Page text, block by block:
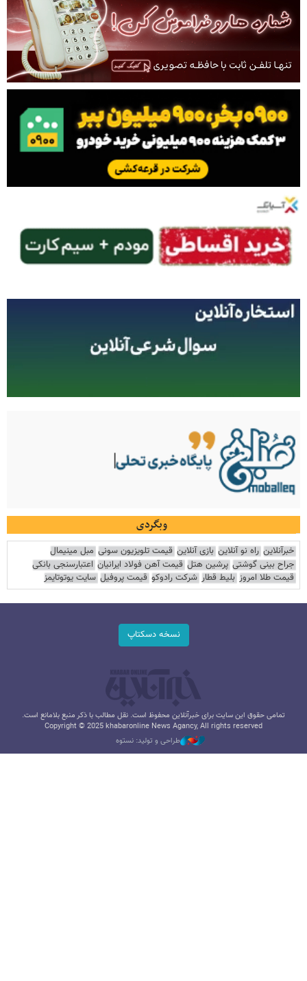
وبگردی
خبرآنلاین راه نو آنلاین بازی آنلاین قیمت تلویزیون سونی مبل مینیمال
جراح بینی گوشتی پرشین هتل قیمت آهن فولاد ایرانیان اعتبارسنجی بانکی
قیمت طلا امروز بلیط قطار شرکت رادوکو قیمت پروفیل سایت یوتوتایمز
نسخه دسکتاپ
تمامی حقوق این سایت برای خبرآنلاین محفوظ است. نقل مطالب با ذکر منبع بلامانع است.
Copyright © 2025 khabaronline News Agancy, All rights reserved
طراحی و تولید: نستوه